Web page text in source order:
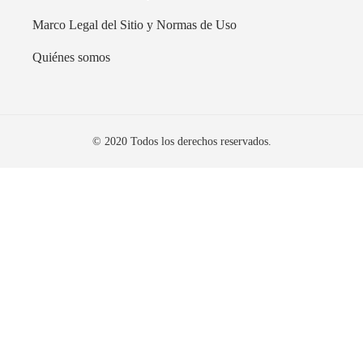
Marco Legal del Sitio y Normas de Uso
Quiénes somos
© 2020 Todos los derechos reservados.